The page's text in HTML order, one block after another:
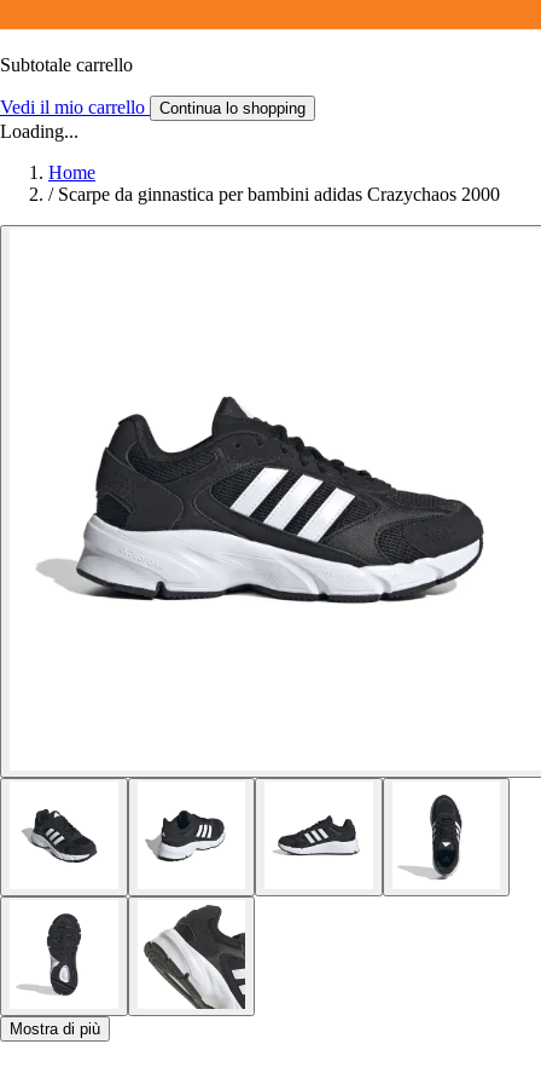
Subtotale carrello
Vedi il mio carrello Continua lo shopping
Loading...
Home
/ Scarpe da ginnastica per bambini adidas Crazychaos 2000
Mostra di più